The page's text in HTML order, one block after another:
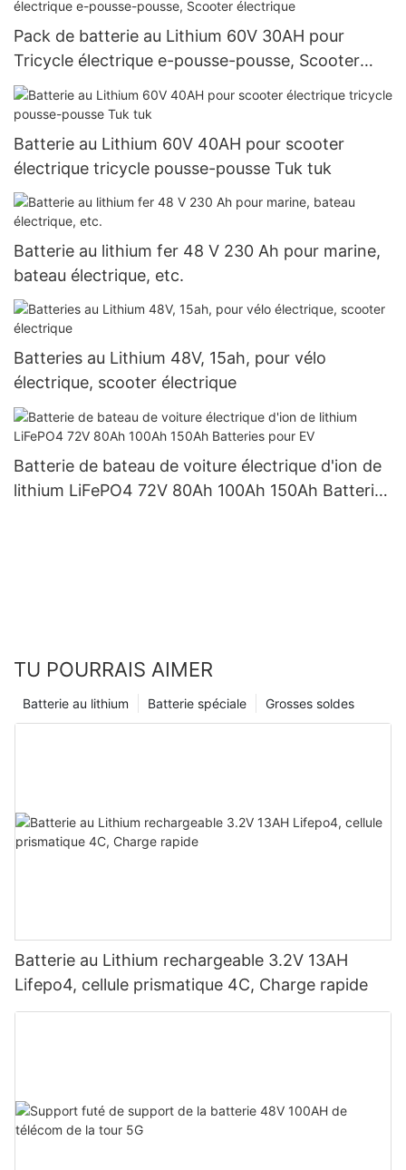
Pack de batterie au Lithium 60V 30AH pour
Tricycle électrique e-pousse-pousse, Scooter
électrique
Batterie au Lithium 60V 40AH pour scooter
électrique tricycle pousse-pousse Tuk tuk
Batterie au lithium fer 48 V 230 Ah pour marine,
bateau électrique, etc.
Batteries au Lithium 48V, 15ah, pour vélo
électrique, scooter électrique
Batterie de bateau de voiture électrique d'ion de
lithium LiFePO4 72V 80Ah 100Ah 150Ah Batteries
TU POURRAIS AIMER
Grosses soldes
Batterie spéciale
Batterie au lithium
Batterie au Lithium rechargeable 3.2V 13AH
Lifepo4, cellule prismatique 4C, Charge rapide